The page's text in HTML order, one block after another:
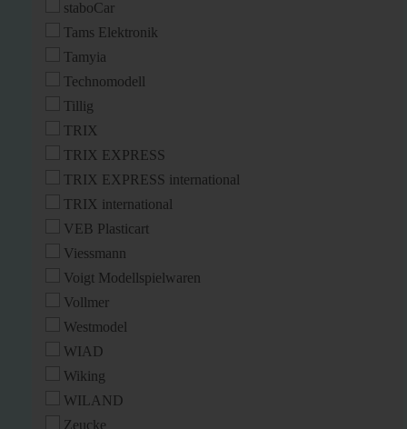
staboCar
Tams Elektronik
Tamyia
Technomodell
Tillig
TRIX
TRIX EXPRESS
TRIX EXPRESS international
TRIX international
VEB Plasticart
Viessmann
Voigt Modellspielwaren
Vollmer
Westmodel
WIAD
Wiking
WILAND
Zeucke